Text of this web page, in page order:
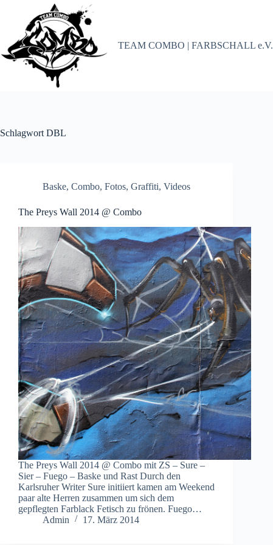
springen
TEAM COMBO | FARBSCHALL e.V.
Schlagwort DBL
Baske, Combo, Fotos, Graffiti, Videos
The Preys Wall 2014 @ Combo
The Preys Wall 2014 @ Combo mit ZS – Sure –
Sier – Fuego – Baske und Rast Durch den
Karlsruher Writer Sure initiiert kamen am Weekend
paar alte Herren zusammen um sich dem
gepflegten Farblack Fetisch zu frönen. Fuego…
Admin
17. März 2014